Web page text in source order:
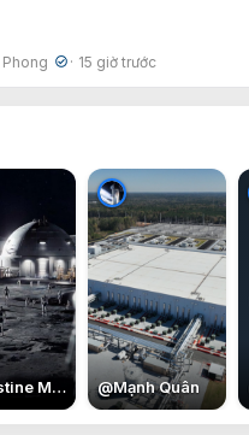
✔ 15 giờ trước
May @Mạnh Quân